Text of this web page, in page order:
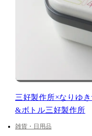
三好製作所×なりゆ
&ボトル三好製作所
雑貨・日用品